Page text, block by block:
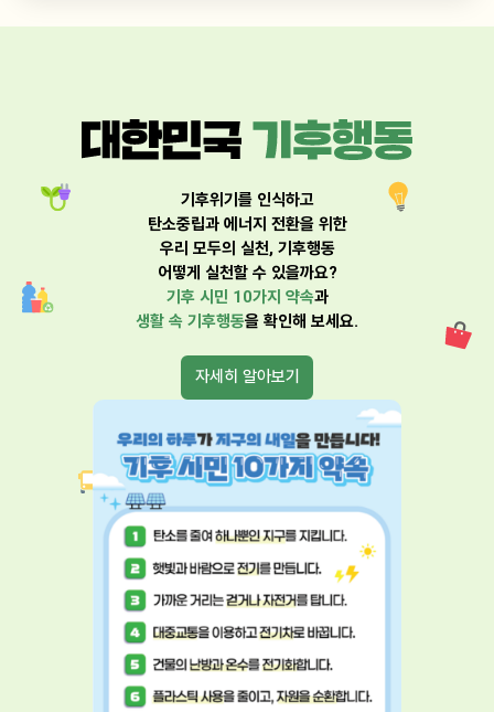
기후위기를 인식하고
탄소중립과 에너지 전환을 위한
우리 모두의 실천, 기후행동
어떻게 실천할 수 있을까요?
기후 시민 10가지 약속과
생활 속 기후행동을 확인해 보세요.
자세히 알아보기